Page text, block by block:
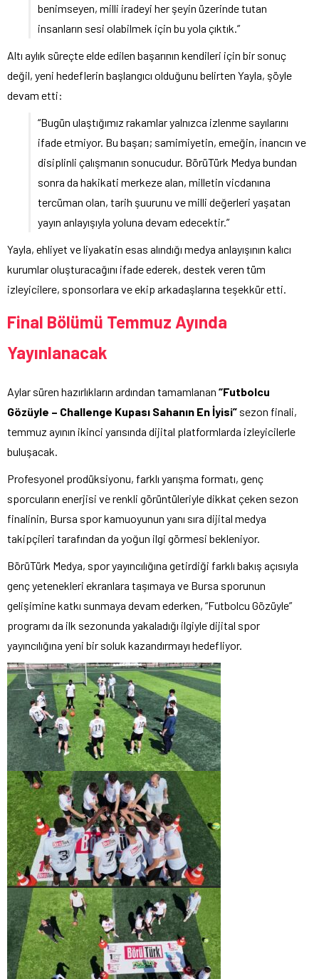
benimseyen, milli iradeyi her şeyin üzerinde tutan
insanların sesi olabilmek için bu yola çıktık.”
Altı aylık süreçte elde edilen başarının kendileri için bir sonuç
değil, yeni hedeflerin başlangıcı olduğunu belirten Yayla, şöyle
devam etti:
“Bugün ulaştığımız rakamlar yalnızca izlenme sayılarını
ifade etmiyor. Bu başarı; samimiyetin, emeğin, inancın ve
disiplinli çalışmanın sonucudur. BörüTürk Medya bundan
sonra da hakikati merkeze alan, milletin vicdanına
tercüman olan, tarih şuurunu ve milli değerleri yaşatan
yayın anlayışıyla yoluna devam edecektir.”
Yayla, ehliyet ve liyakatin esas alındığı medya anlayışının kalıcı
kurumlar oluşturacağını ifade ederek, destek veren tüm
izleyicilere, sponsorlara ve ekip arkadaşlarına teşekkür etti.
Final Bölümü Temmuz Ayında
Yayınlanacak
Aylar süren hazırlıkların ardından tamamlanan “Futbolcu
Gözüyle – Challenge Kupası Sahanın En İyisi” sezon finali,
temmuz ayının ikinci yarısında dijital platformlarda izleyicilerle
buluşacak.
Profesyonel prodüksiyonu, farklı yarışma formatı, genç
sporcuların enerjisi ve renkli görüntüleriyle dikkat çeken sezon
finalinin, Bursa spor kamuoyunun yanı sıra dijital medya
takipçileri tarafından da yoğun ilgi görmesi bekleniyor.
BörüTürk Medya, spor yayıncılığına getirdiği farklı bakış açısıyla
genç yetenekleri ekranlara taşımaya ve Bursa sporunun
gelişimine katkı sunmaya devam ederken, “Futbolcu Gözüyle”
programı da ilk sezonunda yakaladığı ilgiyle dijital spor
yayıncılığına yeni bir soluk kazandırmayı hedefliyor.